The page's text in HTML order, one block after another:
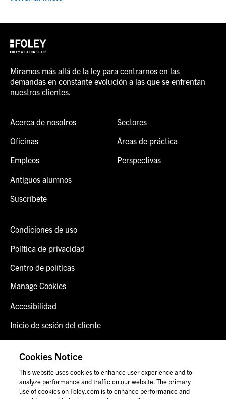
Miramos más allá de la ley para centrarnos en las
demandas en constante evolución a las que se enfrentan
nuestros clientes.
Acerca de nosotros
Oficinas
Empleos
Antiguos alumnos
Suscríbete
Sectores
Áreas de práctica
Perspectivas
Condiciones de uso
Política de privacidad
Centro de políticas
Manage Cookies
Accesibilidad
Inicio de sesión del cliente
Contáctenos
Cookies Notice
This website uses cookies to enhance user experience and to
analyze performance and traffic on our website. The primary
use of cookies on Foley.com is to enhance performance and